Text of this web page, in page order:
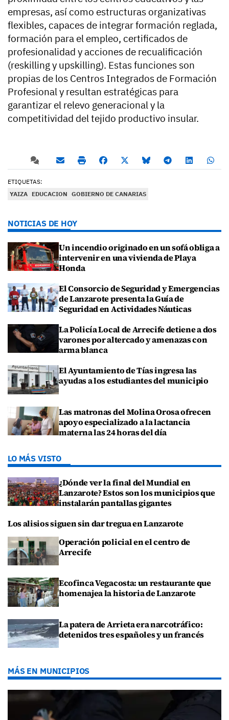
empresas, así como estructuras organizativas
flexibles, capaces de integrar formación reglada,
formación para el empleo, certificados de
profesionalidad y acciones de recualificación
(reskilling y upskilling). Estas funciones son
propias de los Centros Integrados de Formación
Profesional y resultan estratégicas para
garantizar el relevo generacional y la
competitividad del tejido productivo insular.
ETIQUETAS:
YAIZA EDUCACION GOBIERNO DE CANARIAS
NOTICIAS DE HOY
Un incendio originado en un sofá obliga a
intervenir en una vivienda de Playa
Honda
El Consorcio de Seguridad y Emergencias
de Lanzarote presenta la Guía de
Seguridad en Actividades Náuticas
La Policía Local de Arrecife detiene a dos
varones por altercado y amenazas con
arma blanca
El Ayuntamiento de Tías ingresa las
ayudas a los estudiantes del municipio
Las matronas del Molina Orosa ofrecen
apoyo especializado a la lactancia
materna las 24 horas del día
LO MÁS VISTO
¿Dónde ver la final del Mundial en
Lanzarote? Estos son los municipios que
instalarán pantallas gigantes
Los alisios siguen sin dar tregua en Lanzarote
Operación policial en el centro de
Arrecife
Ecofinca Vegacosta: un restaurante que
homenajea la historia de Lanzarote
La patera de Arrieta era narcotráfico:
detenidos tres españoles y un francés
MÁS EN MUNICIPIOS